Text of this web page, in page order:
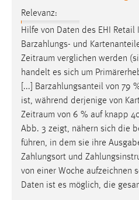
Relevanz:
Hilfe von Daten des EHI Retail
Barzahlungs- und
Zeitraum verglichen werden
handelt es sich um
[...] Barzahlungsanteil von 79
ist, während derjenige von
Zeitraum von 6 % auf knapp
Abb. 3 zeigt, nähern sich die
führen, in dem sie ihre
Zahlungsort und
von einer Woche aufzeichnen
Daten ist es möglich, die